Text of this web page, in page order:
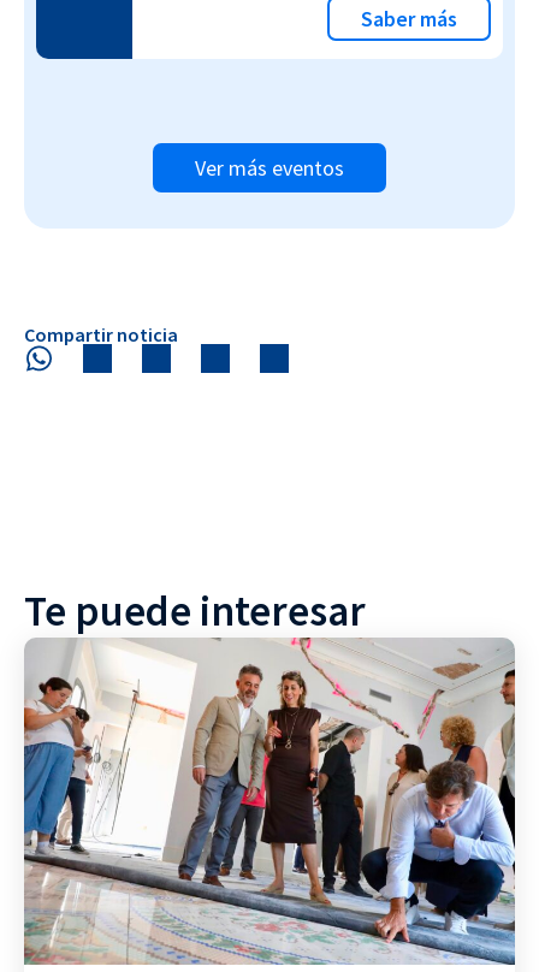
Saber más
Ver más eventos
Compartir noticia
Te puede interesar